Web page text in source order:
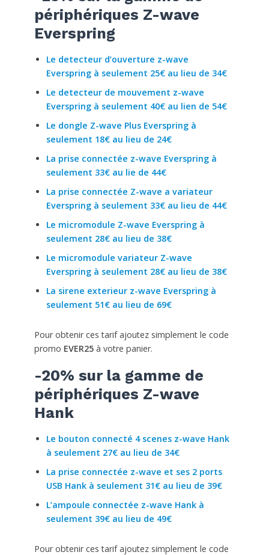
périphériques Z-wave
Everspring
Le detecteur d’ouverture z-wave
Everspring à seulement 25€ au lieu de 34€
Le detecteur de mouvement z-wave
Everspring à seulement 40€ au lien de 54€
Le dongle Z-wave Plus Everspring à
seulement 18€ au lieu de 24€
La prise connectée z-wave Everspring à
seulement 33€ au lie de 44€
La prise connectée Z-wave a variateur
Everspring à seulement 33€ au lieu de 44€
Le micromodule Z-wave Everspring à
seulement 28€ au lieu de 38€
Le micromodule variateur Z-wave
Everspring à seulement 28€ au lieu de 38€
La sirene exterieur z-wave Everspring à
seulement 51€ au lieu de 69€
Pour obtenir ces tarif ajoutez simplement le code
promo EVER25à votre panier.
-20% sur la gamme de
périphériques Z-wave
Hank
Le bouton connecté 4 scenes z-wave Hank
à seulement 27€ au lieu de 34€
La prise connectée z-wave et ses 2 ports
USB Hank à seulement 31€ au lieu de 39€
L’ampoule connectée z-wave Hank à
seulement 39€ au lieu de 49€
Pour obtenir ces tarif ajoutez simplement le code